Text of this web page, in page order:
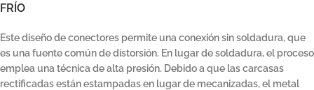
FRÍO
Este diseño de conectores permite una conexión sin soldadura, que
es una fuente común de distorsión. En lugar de soldadura, el proceso
emplea una técnica de alta presión. Debido a que las carcasas
rectificadas están estampadas en lugar de mecanizadas, el metal